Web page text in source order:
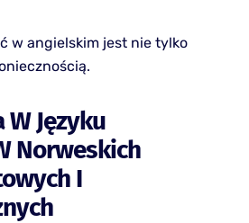
w angielskim jest nie tylko
Języku
Norweskich
I